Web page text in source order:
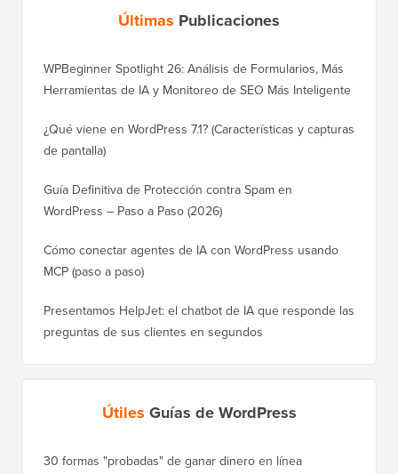
Últimas Publicaciones
WPBeginner Spotlight 26: Análisis de Formularios, Más
Herramientas de IA y Monitoreo de SEO Más Inteligente
¿Qué viene en WordPress 7.1? (Características y capturas
de pantalla)
Guía Definitiva de Protección contra Spam en
WordPress – Paso a Paso (2026)
Cómo conectar agentes de IA con WordPress usando
MCP (paso a paso)
Presentamos HelpJet: el chatbot de IA que responde las
preguntas de sus clientes en segundos
Útiles Guías de WordPress
30 formas "probadas" de ganar dinero en línea